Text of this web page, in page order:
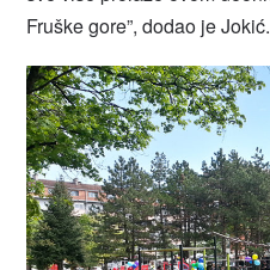
Fruške gore”, dodao je Jokić.